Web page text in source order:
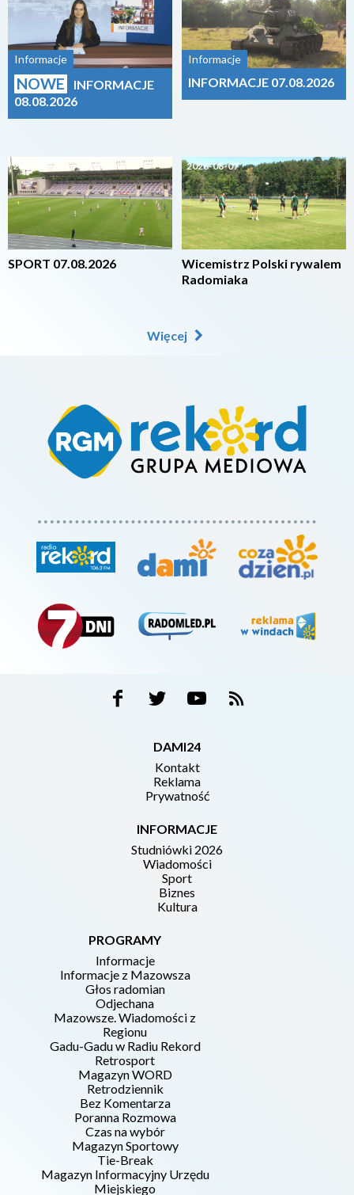
Informacje
NOWE
INFORMACJE
08.08.2026
2026-08-07
SPORT 07.08.2026
Informacje
INFORMACJE 07.08.2026
2026-08-07
Wicemistrz Polski rywalem
Radomiaka
Więcej
DAMI24
Kontakt
Reklama
Prywatność
INFORMACJE
Studniówki 2026
Wiadomości
Sport
Biznes
Kultura
PROGRAMY
Informacje
Informacje z Mazowsza
Głos radomian
Odjechana
Mazowsze. Wiadomości z
Regionu
Gadu-Gadu w Radiu Rekord
Retrosport
Magazyn WORD
Retrodziennik
Bez Komentarza
Poranna Rozmowa
Czas na wybór
Magazyn Sportowy
Tie-Break
Magazyn Informacyjny Urzędu
Miejskiego